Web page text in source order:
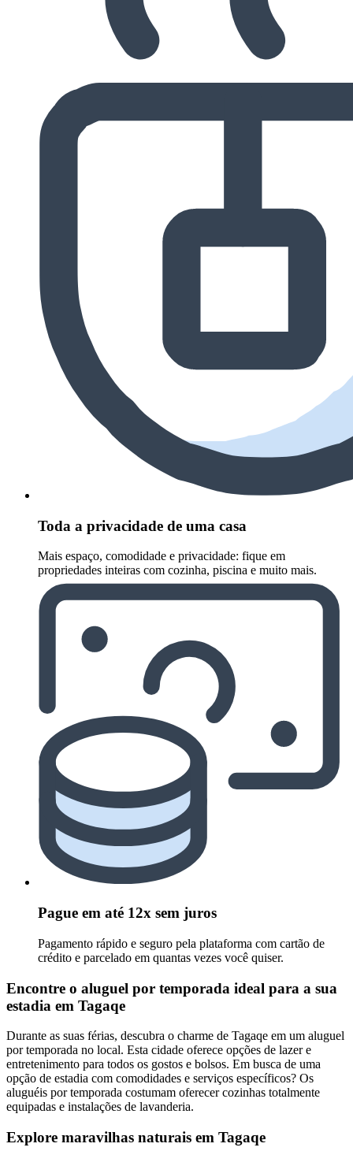
Toda a privacidade de uma casa
Mais espaço, comodidade e privacidade: fique em
propriedades inteiras com cozinha, piscina e muito mais.
Pague em até 12x sem juros
Pagamento rápido e seguro pela plataforma com cartão de
crédito e parcelado em quantas vezes você quiser.
Encontre o aluguel por temporada ideal para a sua
estadia em Tagaqe
Durante as suas férias, descubra o charme de Tagaqe em um aluguel
por temporada no local. Esta cidade oferece opções de lazer e
entretenimento para todos os gostos e bolsos. Em busca de uma
opção de estadia com comodidades e serviços específicos? Os
aluguéis por temporada costumam oferecer cozinhas totalmente
equipadas e instalações de lavanderia.
Explore maravilhas naturais em Tagaqe